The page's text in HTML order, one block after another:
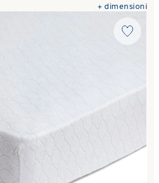
+dimensioni
spugna in Jersey di Cotone "